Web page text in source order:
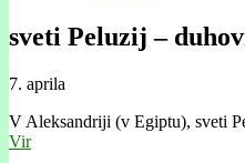
sveti Peluzij –
7. aprila
V Aleksandriji (v Egiptu), sveti
Vir